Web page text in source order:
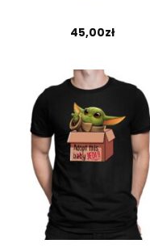
45,00zł